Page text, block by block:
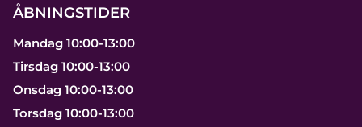
ÅBNINGSTIDER
Mandag 10:00-13:00
Tirsdag 10:00-13:00
Onsdag 10:00-13:00
Torsdag 10:00-13:00